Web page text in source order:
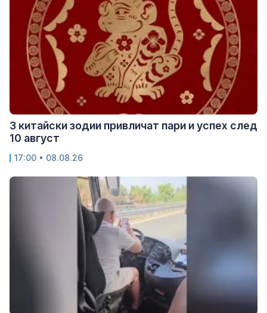
3 китайски зодии привличат пари и успех след
10 август
17:00 • 08.08.26